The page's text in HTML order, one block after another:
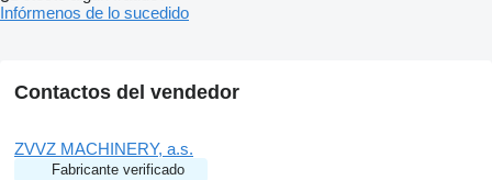
Infórmenos de lo sucedido
Contactos del vendedor
ZVVZ MACHINERY, a.s.
Fabricante verificado